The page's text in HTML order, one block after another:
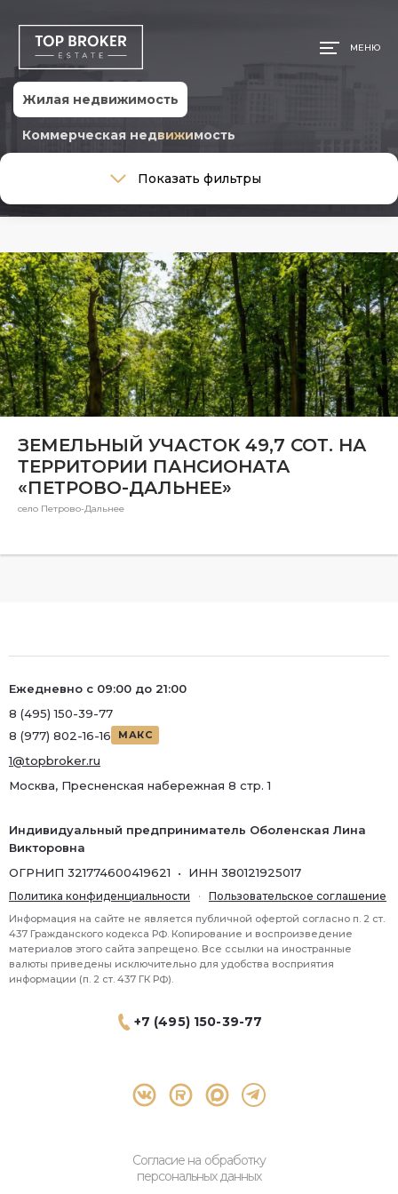
МЕНЮ
Жилая недвижимость
Коммерческая недвижимость
Тип сделки
Тип недвижимости
Общая площадь, м
Ремонт
Ремонт
Район
Район
Метро
Показать фильтры
ЗЕМЕЛЬНЫЙ УЧАСТОК 49,7 СОТ. НА
ТЕРРИТОРИИ ПАНСИОНАТА
«ПЕТРОВО-ДАЛЬНЕЕ»
село Петрово-Дальнее
+7 (495) 150-39-77
Согласие на обработку
персональных данных
Ежедневно с 09:00 до 21:00
8 (495) 150-39-77
8 (977) 802-16-16
МАКС
1@topbroker.ru
Москва, Пресненская набережная 8 стр. 1
Индивидуальный предприниматель Оболенская Лина
Викторовна
ОГРНИП 321774600419621 • ИНН 380121925017
Политика конфиденциальности · Пользовательское соглашение
Информация на сайте не является публичной офертой согласно п. 2 ст.
437 Гражданского кодекса РФ. Копирование и воспроизведение
материалов этого сайта запрещено. Все ссылки на иностранные
валюты приведены исключительно для удобства восприятия
информации (п. 2 ст. 437 ГК РФ).